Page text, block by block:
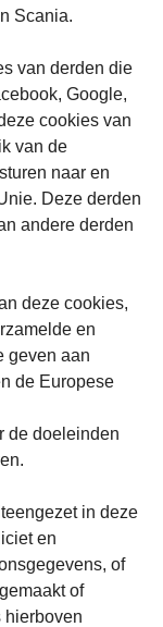
Scania.
van derden die
Google,
cookies van
van de
naar en
Deze derden
andere derden
deze cookies,
en
geven aan
de Europese
de doeleinden
in deze
en
of
of
hierboven